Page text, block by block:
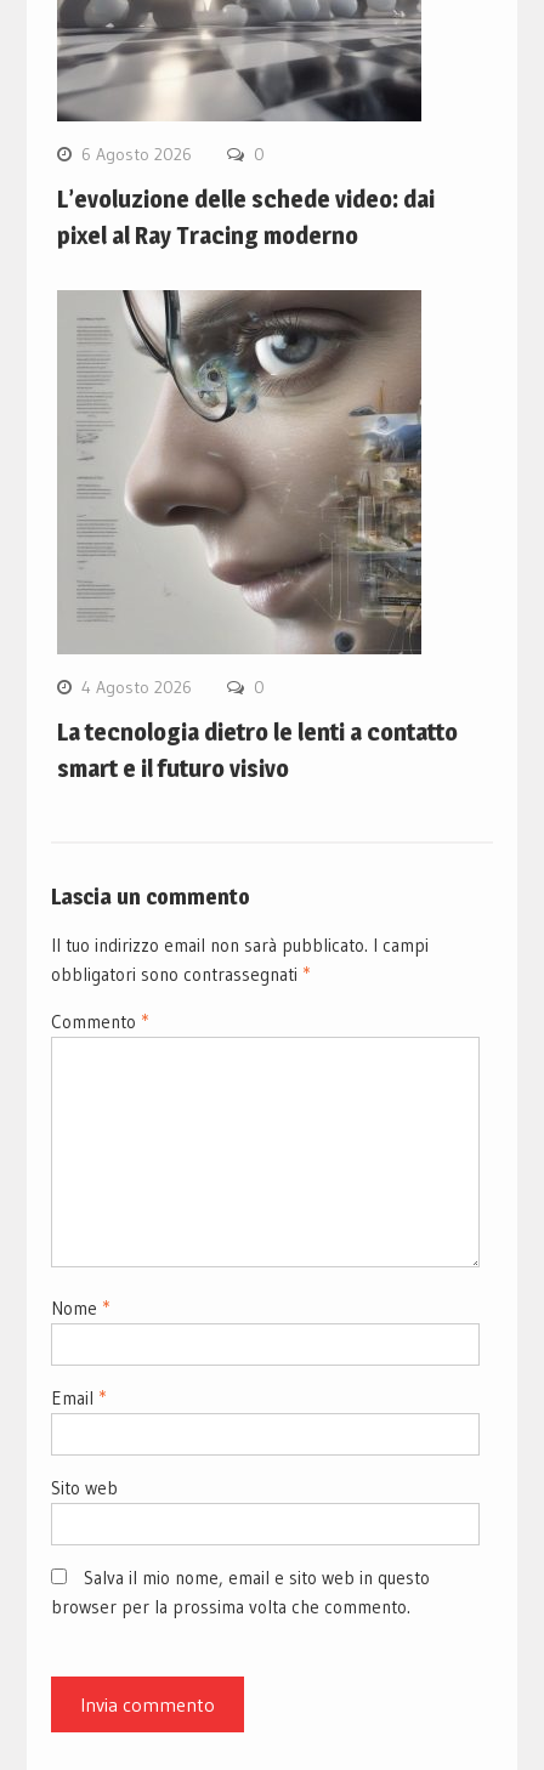
6 Agosto 2026 0
L’evoluzione delle schede video: dai
pixel al Ray Tracing moderno
4 Agosto 2026 0
La tecnologia dietro le lenti a contatto
smart e il futuro visivo
Lascia un commento
Il tuo indirizzo email non sarà pubblicato. I campi
obbligatori sono contrassegnati *
Commento *
Nome *
Email *
Sito web
Salva il mio nome, email e sito web in questo
browser per la prossima volta che commento.